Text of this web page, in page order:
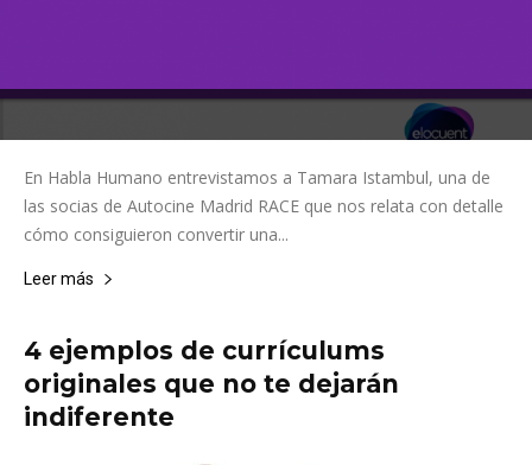
En Habla Humano entrevistamos a Tamara Istambul, una de
las socias de Autocine Madrid RACE que nos relata con detalle
cómo consiguieron convertir una...
Leer más
4 ejemplos de currículums
originales que no te dejarán
indiferente